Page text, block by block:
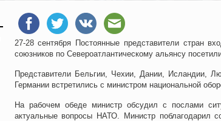
27-28 сентября Постоянные представители стран
союзников по Североатлантическому альянсу
Представители Бельгии, Чехии, Дании, Исландии,
Германии встретились с министром национальной
На рабочем обеде министр обсудил с послами
актуальные вопросы НАТО. Министр поблагодарил